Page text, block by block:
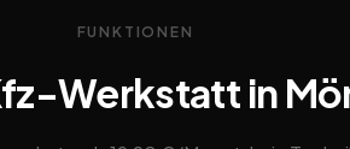
FUNKTIONEN
Werkstatt in